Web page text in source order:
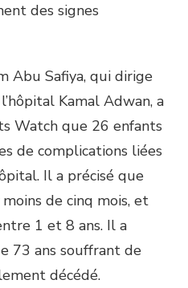
des signes
Abu Safiya, qui dirige
Kamal Adwan, a
Watch que 26 enfants
de complications liées
Il a précisé que
de cinq mois, et
1 et 8 ans. Il a
73 ans souffrant de
décédé.